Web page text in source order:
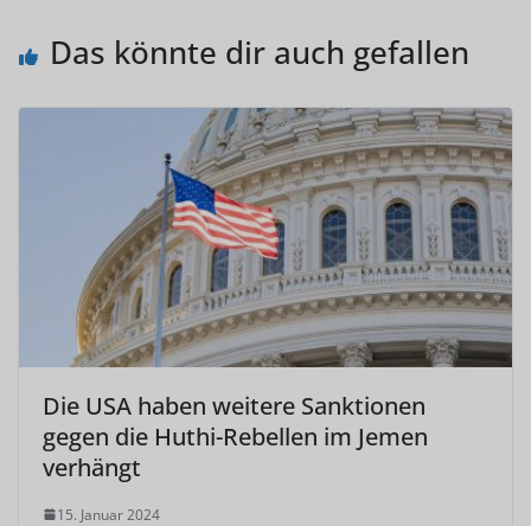
Das könnte dir auch gefallen
Die USA haben weitere Sanktionen
gegen die Huthi-Rebellen im Jemen
verhängt
15. Januar 2024